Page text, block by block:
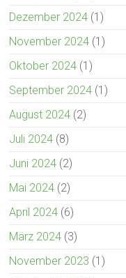
Dezember 2024 (1)
November 2024 (1)
Oktober 2024 (1)
September 2024 (1)
August 2024 (2)
Juli 2024 (8)
Juni 2024 (2)
Mai 2024 (2)
April 2024 (6)
März 2024 (3)
November 2023 (1)